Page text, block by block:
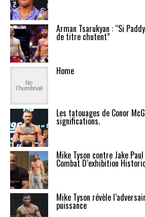
Arman Tsarukyan : “Si
de titre chutent”
Home
Les tatouages de Conor
significations.
Mike Tyson contre Jake
Combat D’exhibition
Mike Tyson révèle
puissance